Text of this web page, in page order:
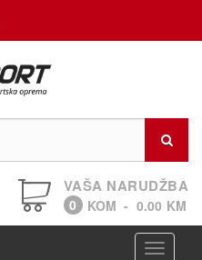
VAŠA NARUDŽBA
0 KOM - 0.00 KM